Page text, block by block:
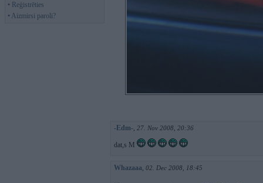
• Reģistrēties
• Aizmirsi paroli?
-Edm-, 27. Nov 2008, 20:36
dat,s M
Whazaaa, 02. Dec 2008, 18:45